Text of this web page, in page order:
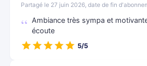
Partagé le 27 juin 2026, date de fin
Ambiance très sympa et
écoute
5/5